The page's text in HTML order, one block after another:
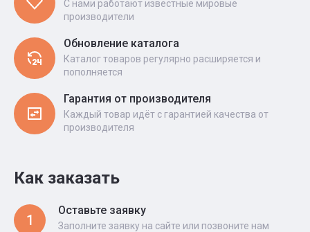
С нами работают известные мировые
производители
Обновление каталога
Каталог товаров регулярно расширяется и
пополняется
Гарантия от производителя
Каждый товар идёт с гарантией качества от
производителя
Как заказать
1
Оставьте заявку
Заполните заявку на сайте или позвоните нам